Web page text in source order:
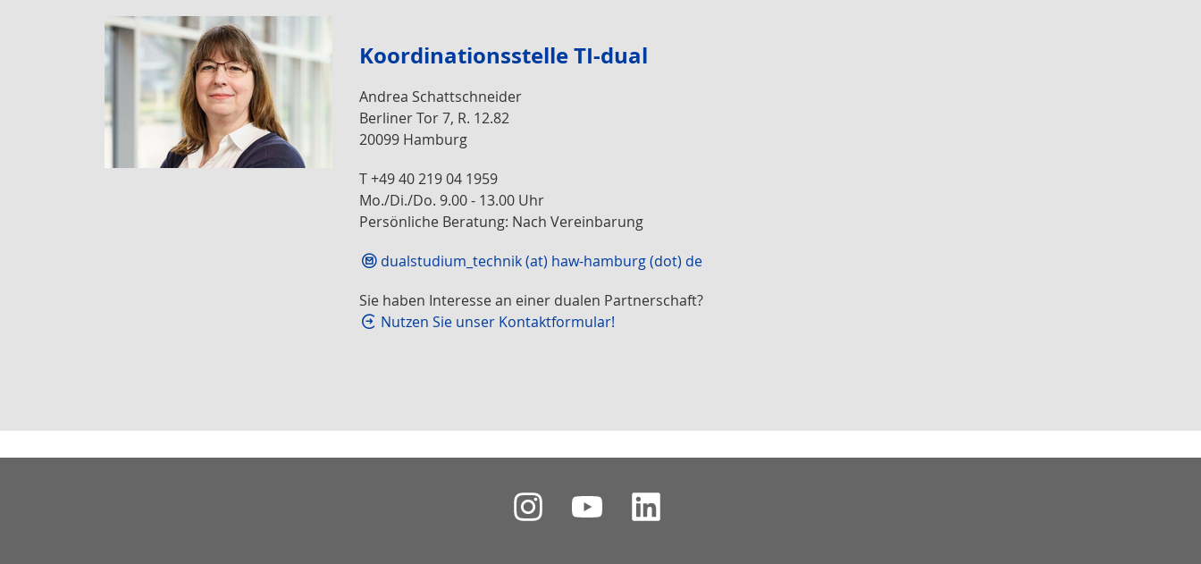
Koordinationsstelle TI-dual
Andrea Schattschneider
Berliner Tor 7, R. 12.82
20099 Hamburg
T +49 40 219 04 1959
Mo./Di./Do. 9.00 - 13.00 Uhr
Persönliche Beratung: Nach Vereinbarung
dualstudium_technik (at) haw-hamburg (dot) de
Sie haben Interesse an einer dualen Partnerschaft?
Nutzen Sie unser Kontaktformular!